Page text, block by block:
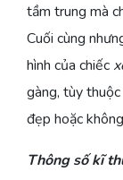
tầm trung mà
Cuối cùng
hình của chiếc
gàng, tùy
đẹp hoặc
Thông số kĩ